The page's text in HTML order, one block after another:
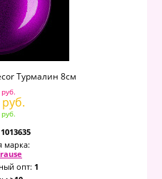
Турмалин 8см
1013635
марка:
опт: 1